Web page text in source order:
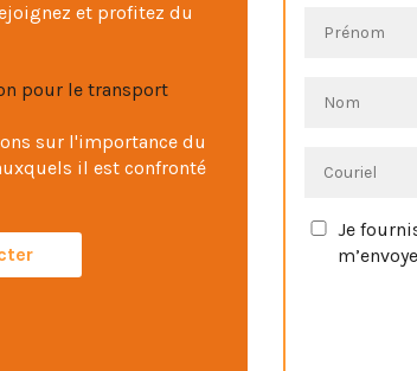
et profitez du
pour le transport
sur l'importance du
il est confronté
Je
le lien de